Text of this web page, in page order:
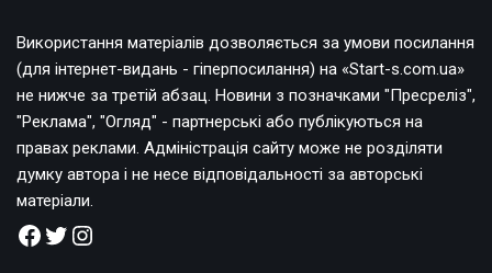
Використання матеріалів дозволяється за умови посилання
(для інтернет-видань - гіперпосилання) на «Start-s.com.ua»
не нижче за третій абзац. Новини з позначками "Пресреліз",
"Реклама", "Огляд" - партнерські або публікуються на
правах реклами. Адміністрація сайту може не розділяти
думку автора і не несе відповідальності за авторські
матеріали.